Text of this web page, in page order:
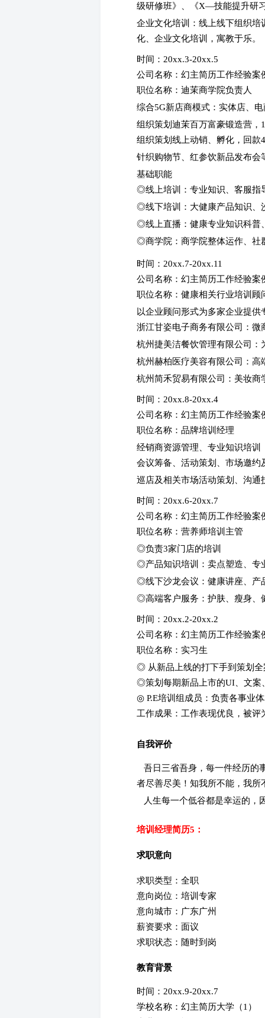
级研修班》、《X—技能提升研
企业文化培训：线上线下组织培
化、企业文化培训，寓教于乐。
时间：20xx.3-20xx.5
公司名称：幻主简历工作经验
职位名称：迪茉商学院负责人
综合5G新店商模式：实体店、
组织策划迪茉百万富豪锻造营，
组织策划线上动销、孵化，回款
针织购物节、红参饮新品发布会
基础职能
◎线上培训：专业知识、客服指
◎线下培训：大健康产品知识、
◎线上直播：健康专业知识科普
◎商学院：商学院整体运作、社
时间：20xx.7-20xx.11
公司名称：幻主简历工作经验
职位名称：健康相关行业培训
以企业顾问形式为多家企业提供
浙江甘姿电子商务有限公司：
杭州捷美洁餐饮管理有限公司
杭州赫柏医疗美容有限公司：高
杭州简禾贸易有限公司：美妆商
时间：20xx.8-20xx.4
公司名称：幻主简历工作经验
职位名称：品牌培训经理
经销商资源管理、专业知识培训
会议筹备、活动策划、市场邀约
巡店及相关市场活动策划、沟通
时间：20xx.6-20xx.7
公司名称：幻主简历工作经验
职位名称：营养师培训主管
◎负责3家门店的培训
◎产品知识培训：卖点塑造、专
◎线下沙龙会议：健康讲座、产
◎高端客户服务：护肤、瘦身、
时间：20xx.2-20xx.2
公司名称：幻主简历工作经验
职位名称：实习生
◎ 从新品上线的打下手到策划全
◎策划每期新品上市的UI、文案
◎ P.E培训组成员：负责各事业
工作成果：工作表现优良，被评
自我评价
吾日三省吾身，每一件经历的
者尽善尽美！知我所不能，我
人生每一个低谷都是幸运的，
培训经理简历5：
求职意向
求职类型：全职
意向岗位：培训专家
意向城市：广东广州
薪资要求：面议
求职状态：随时到岗
教育背景
时间：20xx.9-20xx.7
学校名称：幻主简历大学（1）